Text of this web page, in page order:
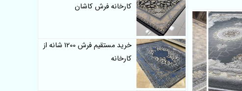
کارخانه فرش کاشان
خرید مستقیم فرش 1200 شانه از
کارخانه